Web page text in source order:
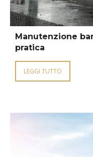
Manutenzione
pratica
LEGGI TUTTO